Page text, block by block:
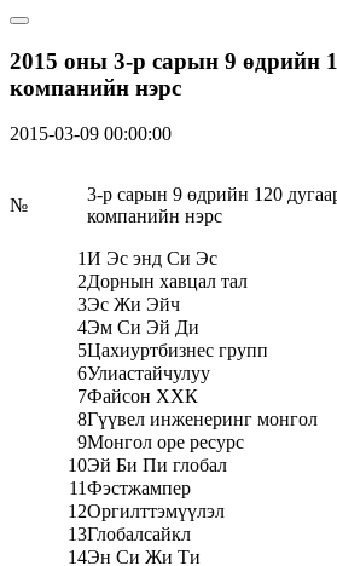
2015 оны 3-р сарын 9 өдрийн
компанийн нэрс
2015-03-09 00:00:00
№
3-р сарын 9 өдрийн 120
компанийн нэрс
1И Эс энд Си Эс
2Дорнын хавцал тал
3Эс Жи Эйч
4Эм Си Эй Ди
5Цахиуртбизнес групп
6Улиастайчулуу
7Файсон ХХК
8Гүүвел инженеринг монгол
9Монгол оре ресурс
10Эй Би Пи глобал
11Фэстжампер
12Оргилттэмүүлэл
13Глобалсайкл
14Эн Си Жи Ти